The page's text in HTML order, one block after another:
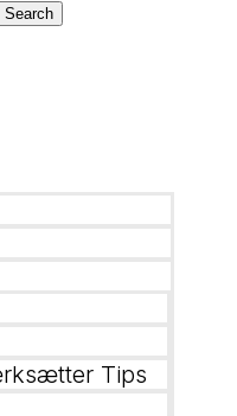
Search
Tips